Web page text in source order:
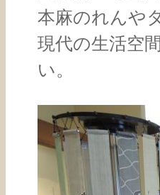
本麻のれんや
現代の生活空
い。